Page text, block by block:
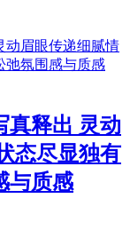
真释出 灵动
态尽显独有
与质感